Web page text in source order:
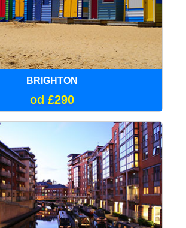
BRIGHTON
od £290